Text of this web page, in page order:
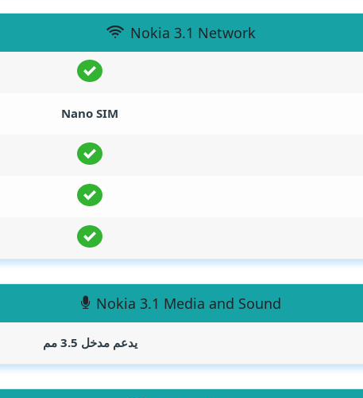
Nokia 3.1 Network
Nano SIM
Nokia 3.1 Media and Sound
يدعم مدخل 3.5 مم